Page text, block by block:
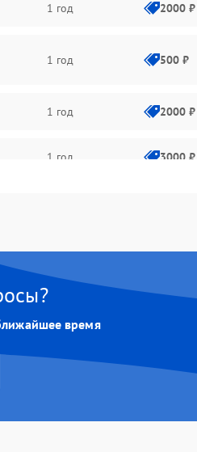
1 год 2000 ₽
1 год 500 ₽
1 год 2000 ₽
1 год 3000 ₽
1 год 1000 ₽
время